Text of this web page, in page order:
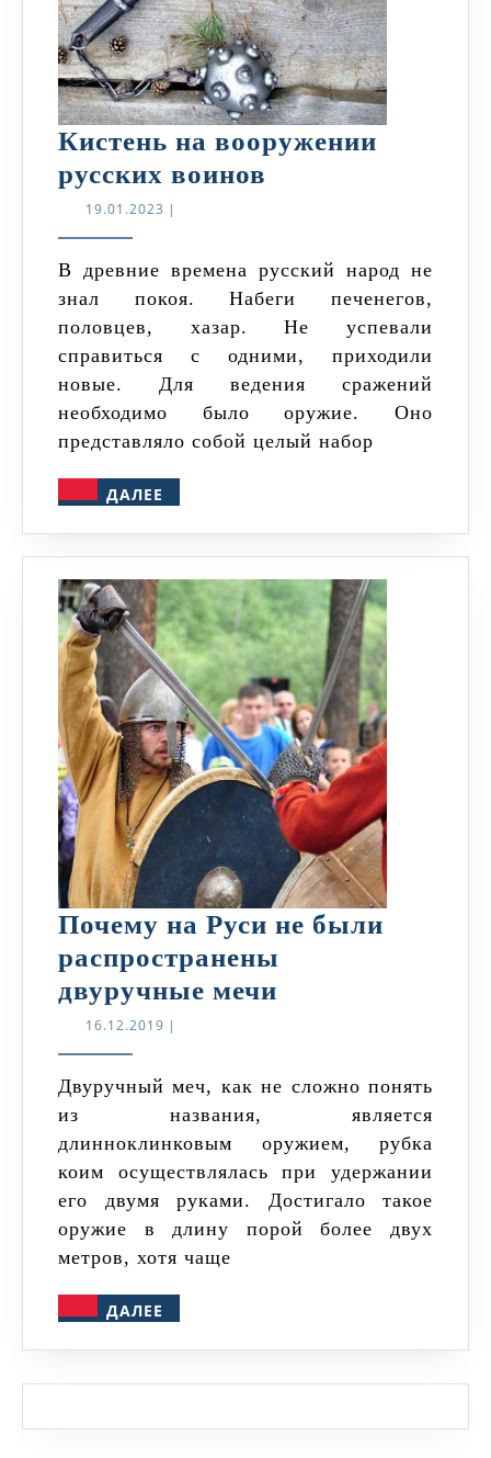
Кистень на вооружении
русских воинов
русских
воинов
19.01.2023 19.01.2023
|
В древние времена русский народ не
знал покоя. Набеги печенегов,
половцев, хазар. Не успевали
справиться с одними, приходили
новые. Для ведения сражений
необходимо было оружие. Оно
представляло собой целый набор
ДАЛЕЕ
Почему на Руси не были
распространены
двуручные мечи
не
двуручные
мечи
16.12.2019 16.12.2019
|
Двуручный меч, как не сложно понять
из названия, является
длинноклинковым оружием, рубка
коим осуществлялась при удержании
его двумя руками. Достигало такое
оружие в длину порой более двух
метров, хотя чаще
ДАЛЕЕ